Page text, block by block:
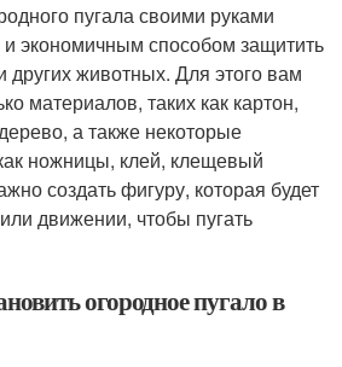
пугала своими руками
экономичным способом защитить
других животных. Для этого вам
материалов, таких как картон,
а также некоторые
ножницы, клей, клещевый
создать фигуру, которая будет
движении, чтобы пугать
огородное пугало в